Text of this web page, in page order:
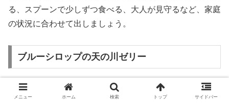
る、スプーンで少しずつ食べる、大人が見守るなど、家庭
の状況に合わせて出しましょう。
ブルーシロップの天の川ゼリー
青系のシロップを使ったゼリーは、天の川をイメージしや
メニュー ホーム 検索 トップ サイドバー